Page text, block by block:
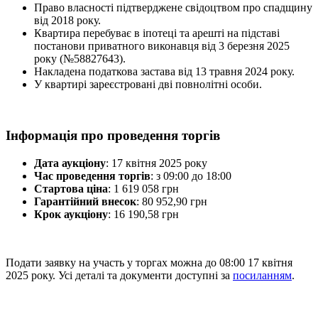
Право власності підтверджене свідоцтвом про спадщину
від 2018 року.
Квартира перебуває в іпотеці та арешті на підставі
постанови приватного виконавця від 3 березня 2025
року (№58827643).
Накладена податкова застава від 13 травня 2024 року.
У квартирі зареєстровані дві повнолітні особи.
Інформація про проведення торгів
Дата аукціону: 17 квітня 2025 року
Час проведення торгів: з 09:00 до 18:00
Стартова ціна: 1 619 058 грн
Гарантійний внесок: 80 952,90 грн
Крок аукціону: 16 190,58 грн
Подати заявку на участь у торгах можна до 08:00 17 квітня
2025 року. Усі деталі та документи доступні за посиланням.